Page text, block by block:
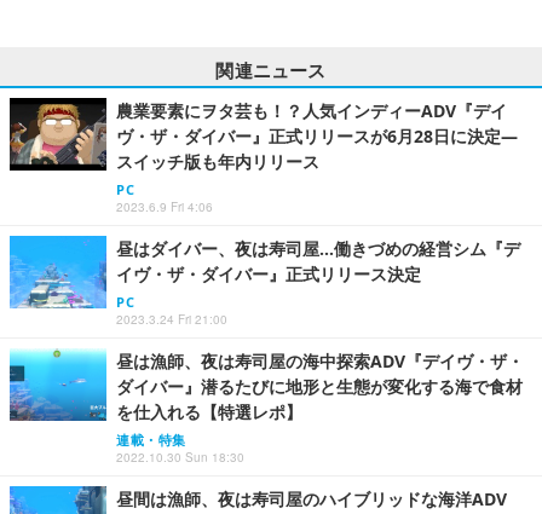
関連ニュース
農業要素にヲタ芸も！？人気インディーADV『デイ
ヴ・ザ・ダイバー』正式リリースが6月28日に決定―
スイッチ版も年内リリース
PC
2023.6.9 Fri 4:06
昼はダイバー、夜は寿司屋…働きづめの経営シム『デ
イヴ・ザ・ダイバー』正式リリース決定
PC
2023.3.24 Fri 21:00
昼は漁師、夜は寿司屋の海中探索ADV『デイヴ・ザ・
ダイバー』潜るたびに地形と生態が変化する海で食材
を仕入れる【特選レポ】
連載・特集
2022.10.30 Sun 18:30
昼間は漁師、夜は寿司屋のハイブリッドな海洋ADV